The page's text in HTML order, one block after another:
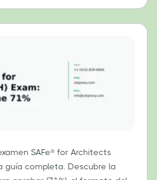
SAFe® for Architects
guía completa. Descubre la